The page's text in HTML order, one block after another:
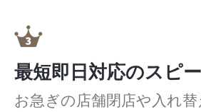
最短即日対応のスピ
お急ぎの店舗閉店や入れ